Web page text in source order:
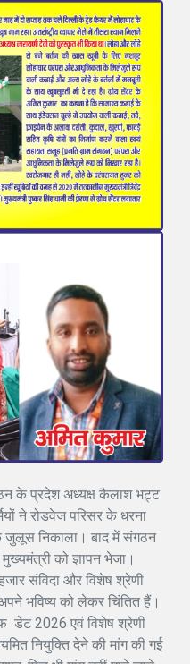
के प्रदेश अध्यक्ष कैलाश भट्ट
ने रोडवेज परिसर के धरना
निकाला। बाद में संगठन
को ज्ञापन भेजा।
संविदा और विशेष श्रेणी
भविष्य को लेकर चिंतित हैं।
डेट 2026 एवं विशेष श्रेणी
नियुक्ति देने की मांग की गई